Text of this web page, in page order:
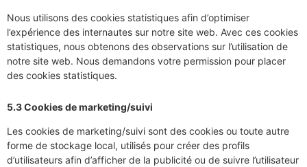
Nous utilisons des cookies statistiques afin d’optimiser
l’expérience des internautes sur notre site web. Avec ces cookies
statistiques, nous obtenons des observations sur l’utilisation de
notre site web. Nous demandons votre permission pour placer
des cookies statistiques.
5.3 Cookies de marketing/suivi
Les cookies de marketing/suivi sont des cookies ou toute autre
forme de stockage local, utilisés pour créer des profils
d’utilisateurs afin d’afficher de la publicité ou de suivre l’utilisateur